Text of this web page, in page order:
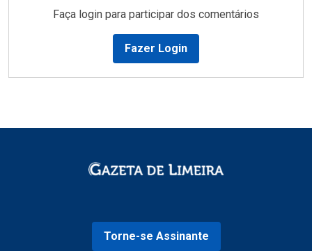
Faça login para participar dos comentários
Fazer Login
Torne-se Assinante